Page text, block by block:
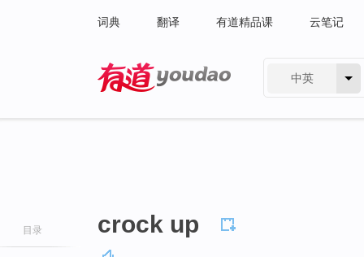
词典 翻译 有道精品课 云笔记
中英
目录 crock up